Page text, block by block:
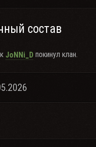
состав
JoNNi_D покинул клан.